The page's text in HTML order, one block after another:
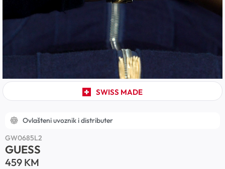
SWISS MADE
Ovlašteni uvoznik i distributer
GW0685L2
GUESS
459 KM